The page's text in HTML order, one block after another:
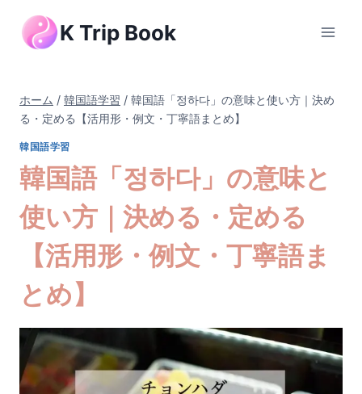
K Trip Book
ホーム / 韓国語学習 / 韓国語「정하다」の意味と使い方｜決め
る・定める【活用形・例文・丁寧語まとめ】
韓国語学習
韓国語「정하다」の意味と
使い方｜決める・定める
【活用形・例文・丁寧語ま
とめ】